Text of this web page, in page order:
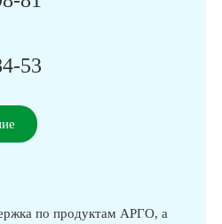
53
по продуктам АРГО, а